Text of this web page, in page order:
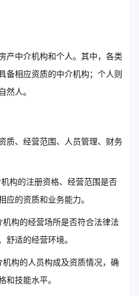
产中介机构和个人。其中，各类
备相应资质的中介机构；个人则
人。
质、经营范围、人员管理、财务
机构的注册资格、经营范围是否
的资质和业务能力。
机构的经营场所是否符合法律法
适的经营环境。
机构的人员构成及资质情况，确
和技能水平。